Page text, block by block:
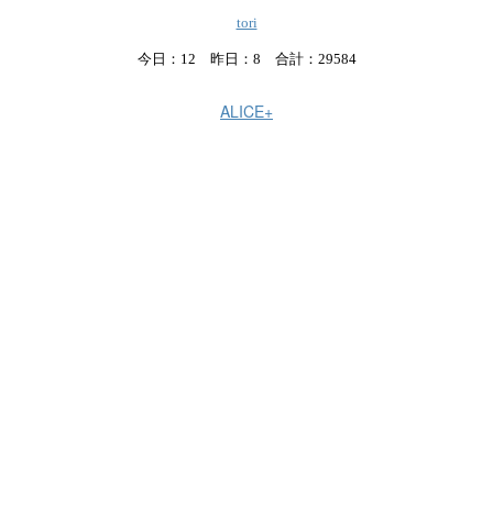
tori
今日：12 昨日：8 合計：29584
ALICE+